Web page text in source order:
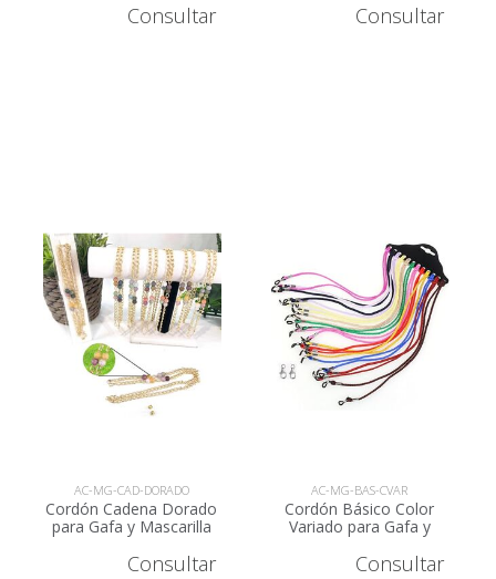
Consultar Consultar
AC-MG-CAD-DORADO
Cordón Cadena Dorado
para Gafa y Mascarilla
Consultar
AC-MG-BAS-CVAR
Cordón Básico Color
Variado para Gafa y
Consultar